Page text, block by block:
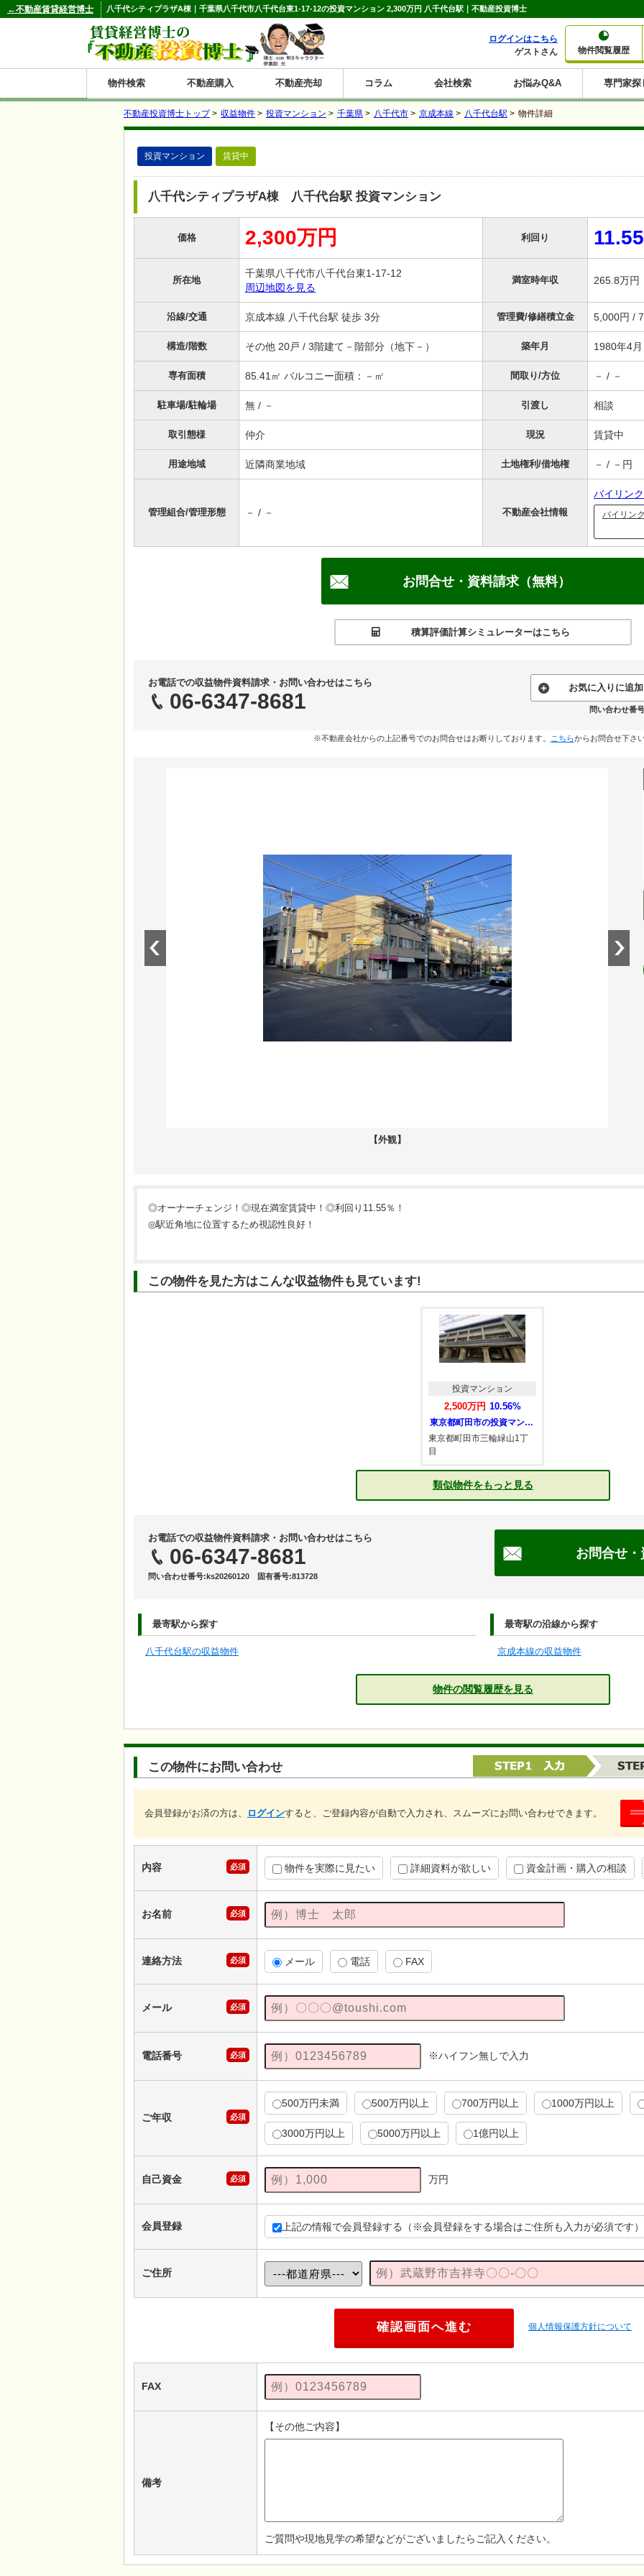
八千代シティプラザA棟｜千葉県八千代市八千代台東1-17-12の投資マンション 2,300万円 八千代台駅｜不動産投資博士
物件閲覧履歴
ログインはこちら
ゲストさん
物件検索
青森
秋田
岩手
宮城
山形
福島
東京
埼玉
神奈川
千葉
茨城
栃木
群馬
新潟
富山
石川
福井
長野
山梨
静岡
愛知
岐阜
三重
大阪
兵庫
京都
滋賀
奈良
和歌山
鳥取
岡山
島根
広島
山口
香川
徳島
愛媛
高知
福岡
佐賀
長崎
熊本
大分
宮崎
鹿児島
沖縄
不動産購入 不動産売却 コラム
購入コラム
売却コラム
大家さんコラム
賃貸経営コラム
会社検索 お悩みQ&A 専門家探
←不動産賃貸経営博士
不動産投資博士トップ> 収益物件 > 投資マンション > 千葉県 > 八千代市 > 京成本線 > 八千代台駅 > 物件詳細
投資マンション 賃貸中
八千代シティプラザA棟 八千代台駅 投資マンション
価格 2,300万円 利回り
所在地
千葉県八千代市八千代台東1-17-12
周辺地図を見る
満室時年収 265.8万円
沿線/交通 京成本線 八千代台駅 徒歩 3分 管理費/修繕積立金 5,000円 /
構造/階数 その他 20戸 / 3階建て－階部分（地下－） 築年月 1980年4
専有面積 85.41㎡ バルコニー面積：－㎡ 間取り/方位 － / －
駐車場/駐輪場 無 / － 引渡し 相談
取引態様 仲介 現況 賃貸中
用途地域 近隣商業地域 土地権利/借地権 － / －円
管理組合/管理形態 － / － 不動産会社情報
バイリン
バイリン
お問合せ・資料請求（無料）
積算評価計算シミュレーターはこちら
お電話での収益物件資料請求・お問い合わせはこちら
06-6347-8681
お気に入りに追加
問い合わせ番
※不動産会社からの上記番号でのお問合せはお断りしております。 こちらからお問合せ下さ
【外観】
◎オーナーチェンジ！◎現在満室賃貸中！◎利回り11.55％！
◎駅近角地に位置するため視認性良好！
この物件を見た方はこんな収益物件も見ています!
東京都町田市の投資マンション
投資マンション
2,500万円 10.56%
東京都町田市三輪緑山1丁
目
類似物件をもっと見る
お電話での収益物件資料請求・お問い合わせはこちら
06-6347-8681
問い合わせ番号:ks20260120 固有番号:813728
お問合せ
最寄駅から探す
八千代台駅の収益物件
最寄駅の沿線から探す
京成本線の収益物件
物件の閲覧履歴を見る
この物件にお問い合わせ
会員登録がお済の方は、 ログインすると、ご登録内容が自動で入力され、スムーズにお問い合わせできます。
内容 必須 物件を実際に見たい 詳細資料が欲しい 資金計画・購入の相談
お名前 必須
連絡方法 必須 メール 電話 FAX
メール 必須
電話番号 必須 ※ハイフン無しで入力
ご年収 必須
500万円未満 500万円以上 700万円以上 1000万円以上
3000万円以上 5000万円以上 1億円以上
自己資金 必須 万円
会員登録 上記の情報で会員登録する（※会員登録をする場合はご住所も入力が必須です）
ご住所
個人情報保護方針について
FAX
備考
【その他ご内容】
ご質問や現地見学の希望などがございましたらご記入ください。